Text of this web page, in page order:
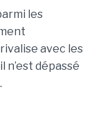
les
avec les
n’est dépassé